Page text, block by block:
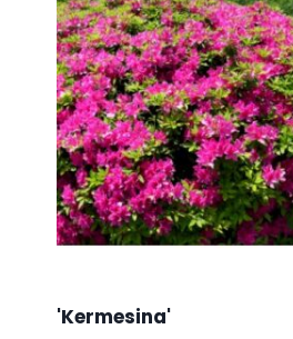
'Kermesina'